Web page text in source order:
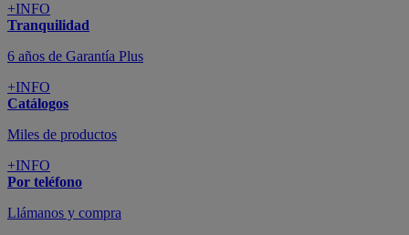
+INFO
Tranquilidad
6 años de Garantía Plus
+INFO
Catálogos
Miles de productos
+INFO
Por teléfono
Llámanos y compra